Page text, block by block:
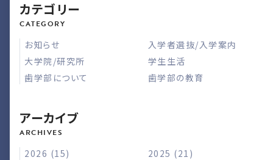
カテゴリー
お知らせ
入学者選抜/入学案内
大学院/研究所
学生生活
歯学部について
歯学部の教育
アーカイブ
2026 (15)
2025 (21)